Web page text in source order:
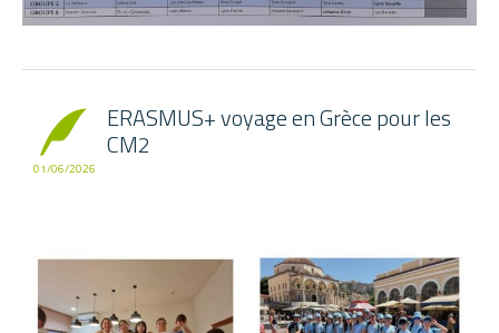
01/06/2026
ERASMUS+ voyage en Grèce pour les
CM2